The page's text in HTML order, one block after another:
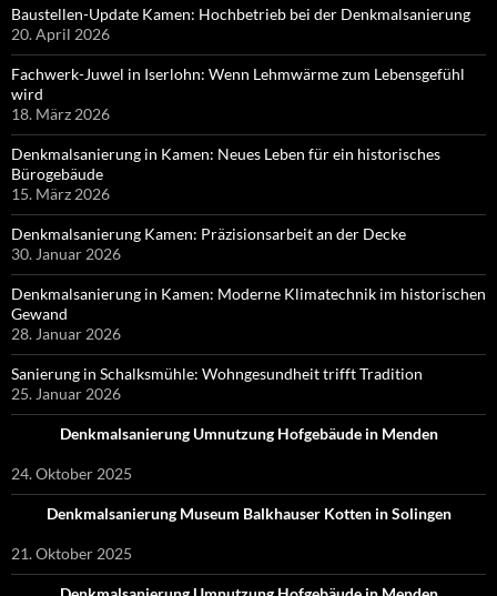
Baustellen-Update Kamen: Hochbetrieb bei der Denkmalsanierung
20. April 2026
Fachwerk-Juwel in Iserlohn: Wenn Lehmwärme zum Lebensgefühl
wird
18. März 2026
Denkmalsanierung in Kamen: Neues Leben für ein historisches
Bürogebäude
15. März 2026
Denkmalsanierung Kamen: Präzisionsarbeit an der Decke
30. Januar 2026
Denkmalsanierung in Kamen: Moderne Klimatechnik im historischen
Gewand
28. Januar 2026
Sanierung in Schalksmühle: Wohngesundheit trifft Tradition
25. Januar 2026
Denkmalsanierung Umnutzung Hofgebäude in Menden
24. Oktober 2025
Denkmalsanierung Museum Balkhauser Kotten in Solingen
21. Oktober 2025